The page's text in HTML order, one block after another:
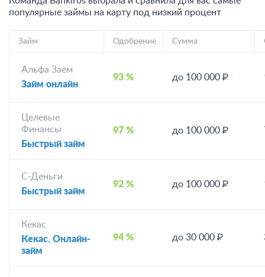
популярные займы на карту под низкий процент
Займ Одобрение Сумма
Альфа Заём
Займ онлайн
93 % до 100 000 ₽
Целевые
Финансы
Быстрый займ
97 % до 100 000 ₽
С-Деньги
Быстрый займ
92 % до 100 000 ₽
Кекас
Кекас. Онлайн-
займ
94 % до 30 000 ₽